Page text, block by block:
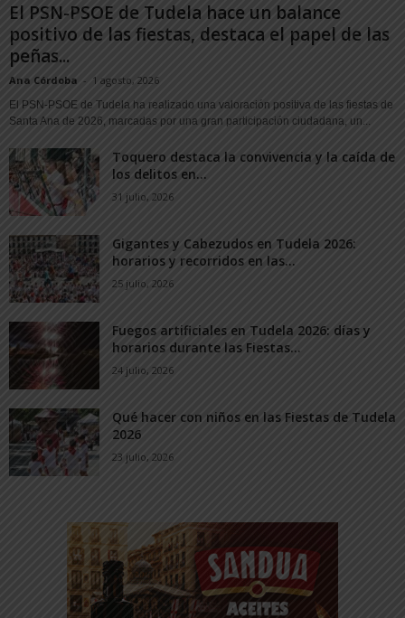
El PSN-PSOE de Tudela hace un balance
positivo de las fiestas, destaca el papel de las
peñas...
Ana Córdoba - 1 agosto, 2026
El PSN-PSOE de Tudela ha realizado una valoración positiva de las fiestas de
Santa Ana de 2026, marcadas por una gran participación ciudadana, un...
Toquero destaca la convivencia y la caída de
los delitos en...
31 julio, 2026
Gigantes y Cabezudos en Tudela 2026:
horarios y recorridos en las...
25 julio, 2026
Fuegos artificiales en Tudela 2026: días y
horarios durante las Fiestas...
24 julio, 2026
Qué hacer con niños en las Fiestas de Tudela
2026
23 julio, 2026